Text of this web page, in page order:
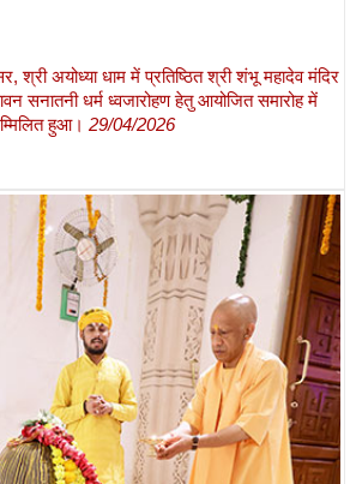
श्री अयोध्या धाम में प्रतिष्ठित श्री शंभू महादेव मंदिर
सनातनी धर्म ध्वजारोहण हेतु आयोजित समारोह में
हुआ। 29/04/2026